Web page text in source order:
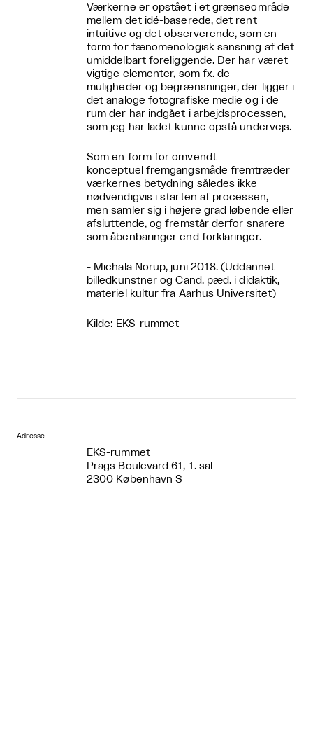
Værkerne er opstået i et grænseområde
mellem det idé-baserede, det rent
intuitive og det observerende, som en
form for fænomenologisk sansning af det
umiddelbart foreliggende. Der har været
vigtige elementer, som fx. de
muligheder og begrænsninger, der ligger i
det analoge fotografiske medie og i de
rum der har indgået i arbejdsprocessen,
som jeg har ladet kunne opstå undervejs.
Som en form for omvendt
konceptuel fremgangsmåde fremtræder
værkernes betydning således ikke
nødvendigvis i starten af processen,
men samler sig i højere grad løbende eller
afsluttende, og fremstår derfor snarere
som åbenbaringer end forklaringer.
- Michala Norup, juni 2018. (Uddannet
billedkunstner og Cand. pæd. i didaktik,
materiel kultur fra Aarhus Universitet)
Kilde: EKS-rummet
Adresse
EKS-rummet
Prags Boulevard 61, 1. sal
2300 København S